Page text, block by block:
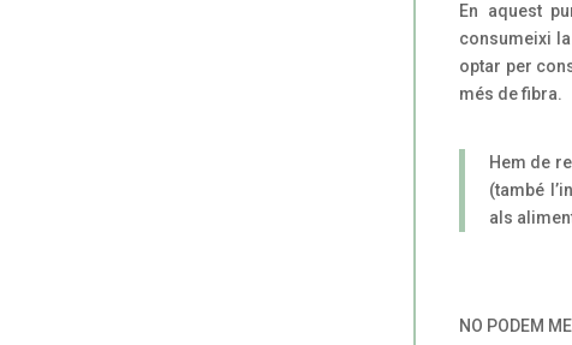
En aquest
consumeixi
optar per
més de fibra.
Hem de
(també
als
NO PODEM